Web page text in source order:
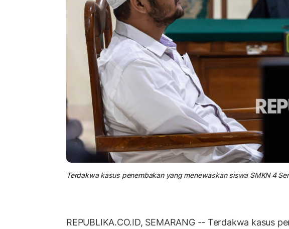
Terdakwa kasus penembakan yang menewaskan siswa SMKN 4
REPUBLIKA.CO.ID, SEMARANG -- Terdakwa kasus